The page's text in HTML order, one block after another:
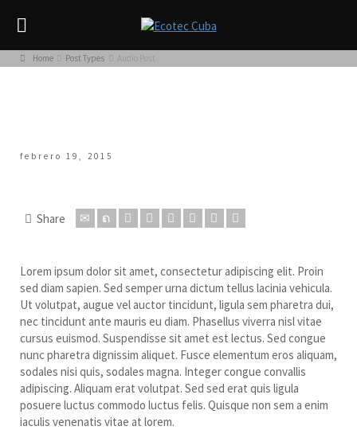
Home Post Types Audio Post
febrero 19, 2015
Share
Lorem ipsum dolor sit amet, consectetur adipiscing elit. Proin
sed diam sapien. Sed semper urna dictum tellus lacinia vehicula.
Ut volutpat, augue vel auctor tincidunt, ligula sem pharetra dui,
nec tincidunt ante mauris eu diam. Phasellus viverra nisl vitae
cursus euismod. Suspendisse sit amet est lectus. Sed congue
nunc pharetra dignissim aliquet. Fusce elementum eros aliquam,
sodales nisi quis, sodales magna. Integer congue convallis
adipiscing. Aliquam erat volutpat. Sed sed erat quis ligula
posuere luctus commodo luctus felis. Quisque non sem a enim
iaculis venenatis vitae at lorem.